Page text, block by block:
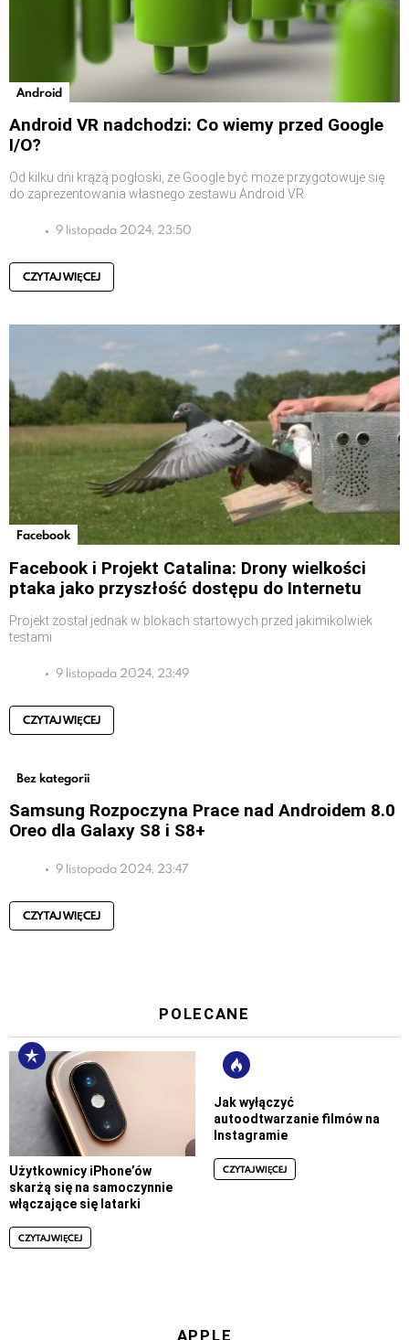
Android
Android VR nadchodzi: Co wiemy przed Google
I/O?
Od kilku dni krążą pogłoski, że Google być może przygotowuje się
do zaprezentowania własnego zestawu Android VR
9 listopada 2024, 23:50
CZYTAJ WIĘCEJ
Facebook
Facebook i Projekt Catalina: Drony wielkości
ptaka jako przyszłość dostępu do Internetu
Projekt został jednak w blokach startowych przed jakimikolwiek
testami
9 listopada 2024, 23:49
CZYTAJ WIĘCEJ
Bez kategorii
Samsung Rozpoczyna Prace nad Androidem 8.0
Oreo dla Galaxy S8 i S8+
9 listopada 2024, 23:47
CZYTAJ WIĘCEJ
POLECANE
Użytkownicy iPhone’ów
skarżą się na samoczynnie
włączające się latarki
CZYTAJ WIĘCEJ
Jak wyłączyć
autoodtwarzanie filmów na
Instagramie
CZYTAJ WIĘCEJ
APPLE